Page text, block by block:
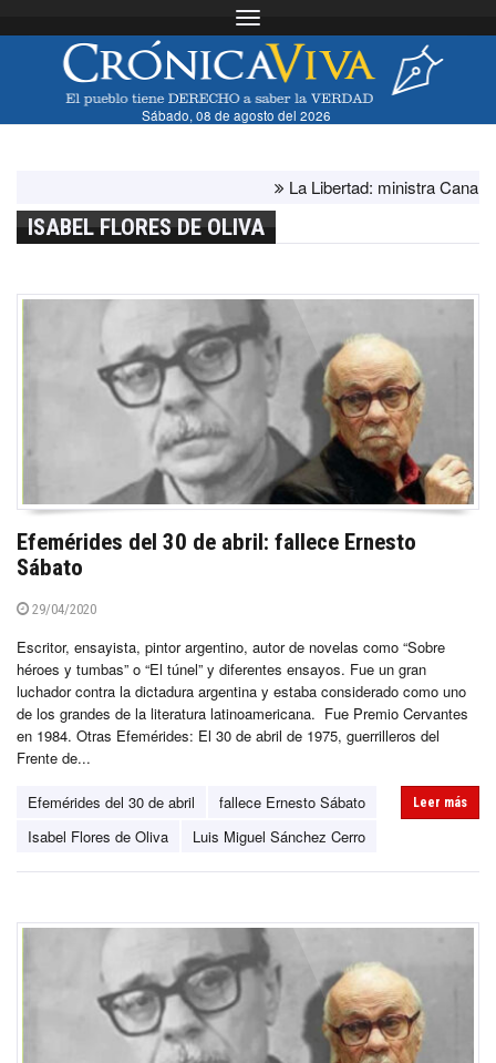
Toggle navigation
Sábado, 08 de agosto del 2026
La Libertad: ministra Canales
ISABEL FLORES DE OLIVA
Efemérides del 30 de abril: fallece Ernesto
Sábato
29/04/2020
Escritor, ensayista, pintor argentino, autor de novelas como “Sobre
héroes y tumbas” o “El túnel” y diferentes ensayos. Fue un gran
luchador contra la dictadura argentina y estaba considerado como uno
de los grandes de la literatura latinoamericana. Fue Premio Cervantes
en 1984. Otras Efemérides: El 30 de abril de 1975, guerrilleros del
Frente de...
Efemérides del 30 de abril
fallece Ernesto Sábato
Isabel Flores de Oliva
Luis Miguel Sánchez Cerro
Leer más